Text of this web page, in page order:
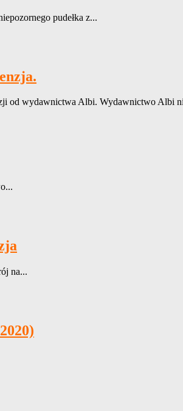
pudełka z...
od wydawnictwa Albi. Wydawnictwo Albi
na...